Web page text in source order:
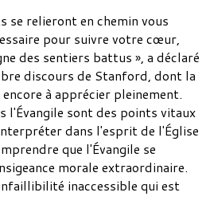
se relieront en chemin vous
pour suivre votre cœur,
des sentiers battus », a déclaré
discours de Stanford, dont la
à apprécier pleinement.
l'Évangile sont des points vitaux
dans l'esprit de l'Église
que l'Évangile se
morale extraordinaire.
inaccessible qui est